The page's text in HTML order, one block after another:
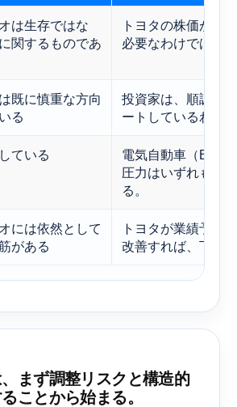
は生存ではな
関するものであ
トヨタの株価が低
必要なわけではな
既に慎重な方向
る
投資家は、順調な
ートしているわけ
ている
電気自動車（BEV
圧力はいずれも、
る。
には依然として
がある
トヨタが業績予想
改善すれば、下振
まず調整リスクと構造的
ことから始まる。